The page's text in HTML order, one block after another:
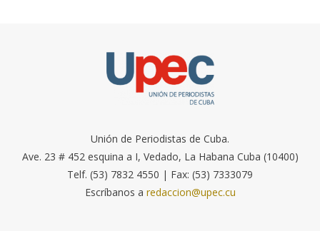
Unión de Periodistas de Cuba.
Ave. 23 # 452 esquina a I, Vedado, La Habana Cuba (10400)
Telf. (53) 7832 4550 | Fax: (53) 7333079
Escríbanos a redaccion@upec.cu